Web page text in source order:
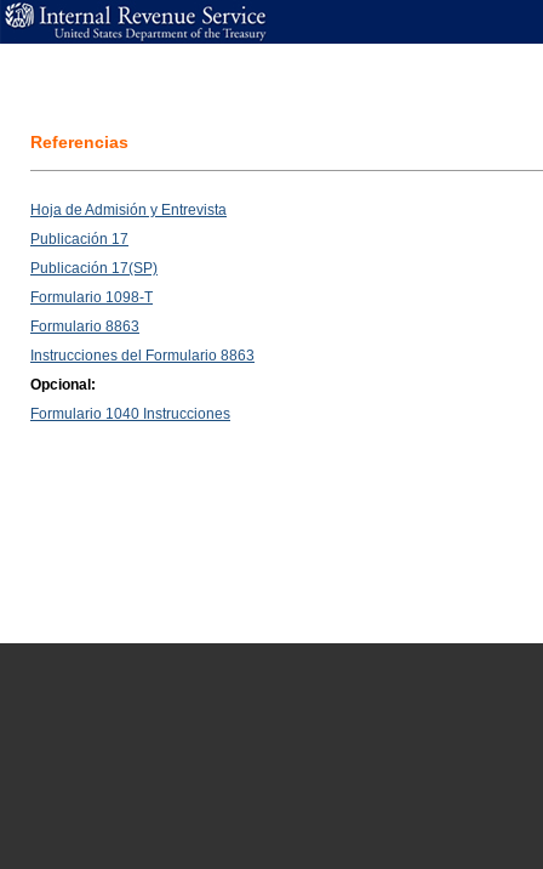
Referencias
Hoja de Admisión y Entrevista
Publicación 17
Publicación 17(SP)
Formulario 1098-T
Formulario 8863
Instrucciones del Formulario 8863
Opcional:
Formulario 1040 Instrucciones